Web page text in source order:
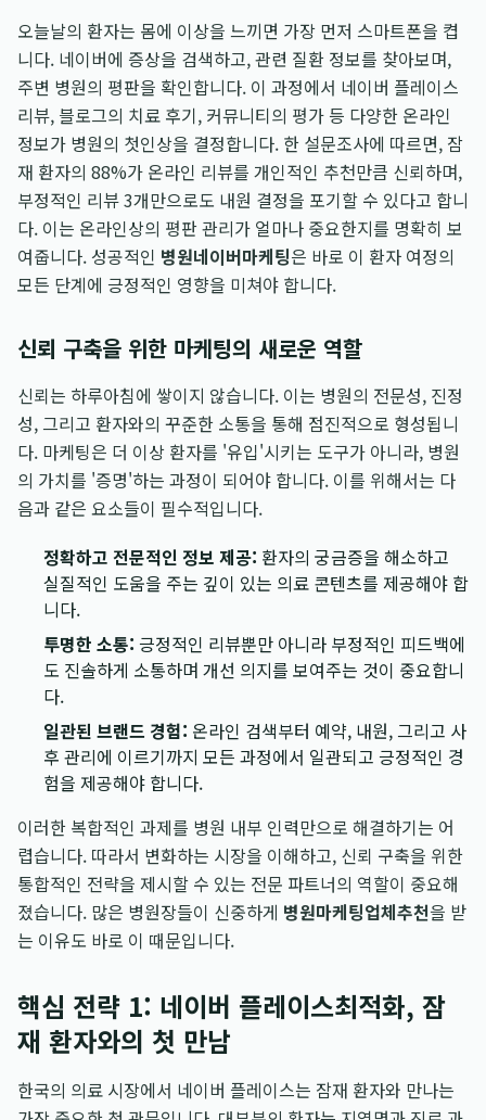
오늘날의 환자는 몸에 이상을 느끼면 가장 먼저 스마트폰을 켭
니다. 네이버에 증상을 검색하고, 관련 질환 정보를 찾아보며,
주변 병원의 평판을 확인합니다. 이 과정에서 네이버 플레이스
리뷰, 블로그의 치료 후기, 커뮤니티의 평가 등 다양한 온라인
정보가 병원의 첫인상을 결정합니다. 한 설문조사에 따르면, 잠
재 환자의 88%가 온라인 리뷰를 개인적인 추천만큼 신뢰하며,
부정적인 리뷰 3개만으로도 내원 결정을 포기할 수 있다고 합니
다. 이는 온라인상의 평판 관리가 얼마나 중요한지를 명확히 보
여줍니다. 성공적인 병원네이버마케팅은 바로 이 환자 여정의
모든 단계에 긍정적인 영향을 미쳐야 합니다.
신뢰 구축을 위한 마케팅의 새로운 역할
신뢰는 하루아침에 쌓이지 않습니다. 이는 병원의 전문성, 진정
성, 그리고 환자와의 꾸준한 소통을 통해 점진적으로 형성됩니
다. 마케팅은 더 이상 환자를 '유입'시키는 도구가 아니라, 병원
의 가치를 '증명'하는 과정이 되어야 합니다. 이를 위해서는 다
음과 같은 요소들이 필수적입니다.
정확하고 전문적인 정보 제공: 환자의 궁금증을 해소하고
실질적인 도움을 주는 깊이 있는 의료 콘텐츠를 제공해야 합
니다.
투명한 소통: 긍정적인 리뷰뿐만 아니라 부정적인 피드백에
도 진솔하게 소통하며 개선 의지를 보여주는 것이 중요합니
다.
일관된 브랜드 경험: 온라인 검색부터 예약, 내원, 그리고 사
후 관리에 이르기까지 모든 과정에서 일관되고 긍정적인 경
험을 제공해야 합니다.
이러한 복합적인 과제를 병원 내부 인력만으로 해결하기는 어
렵습니다. 따라서 변화하는 시장을 이해하고, 신뢰 구축을 위한
통합적인 전략을 제시할 수 있는 전문 파트너의 역할이 중요해
졌습니다. 많은 병원장들이 신중하게 병원마케팅업체추천을 받
는 이유도 바로 이 때문입니다.
핵심 전략 1: 네이버 플레이스최적화, 잠
재 환자와의 첫 만남
한국의 의료 시장에서 네이버 플레이스는 잠재 환자와 만나는